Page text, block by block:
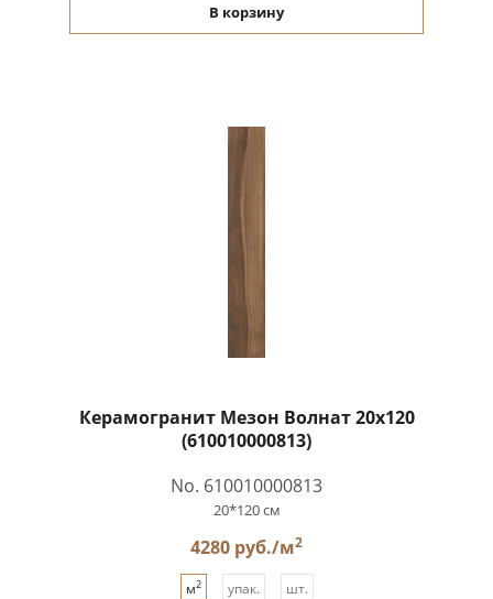
В корзину
Керамогранит Мезон Волнат 20x120
(610010000813)
No. 610010000813
20*120 см
4280 руб./м2
м2 упак. шт.